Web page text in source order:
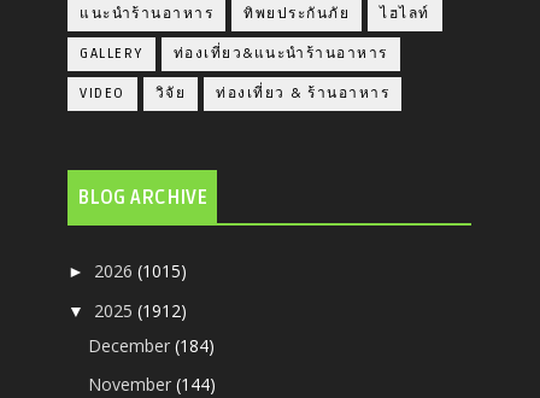
แนะนำร้านอาหาร ทิพยประกันภัย ไฮไลท์
GALLERY ท่องเที่ยว&แนะนำร้านอาหาร
VIDEO วิจัย ท่องเที่ยว & ร้านอาหาร
BLOG ARCHIVE
► 2026(1015)
▼ 2025(1912)
December(184)
November(144)